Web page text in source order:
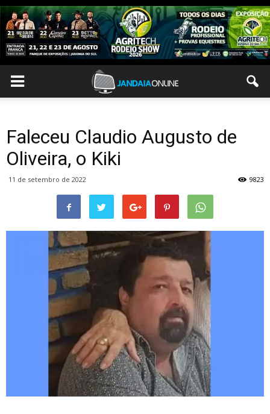
Faleceu Claudio Augusto de
Oliveira, o Kiki
11 de setembro de 2022 9823